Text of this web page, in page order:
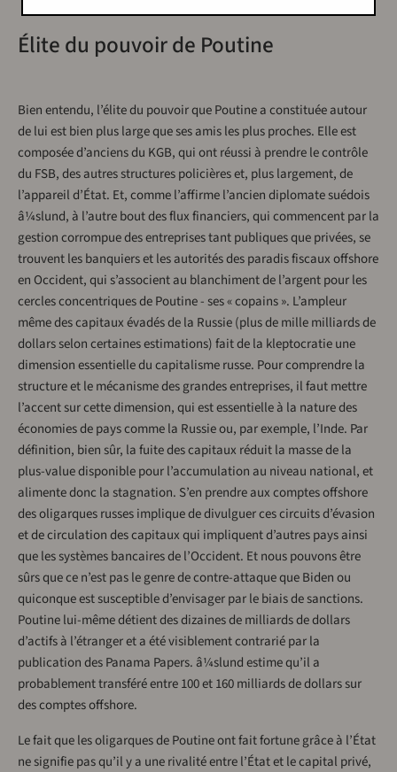
Élite du pouvoir de Poutine
Bien entendu, l’élite du pouvoir que Poutine a constituée autour
de lui est bien plus large que ses amis les plus proches. Elle est
composée d’anciens du KGB, qui ont réussi à prendre le contrôle
du FSB, des autres structures policières et, plus largement, de
l’appareil d’État. Et, comme l’affirme l’ancien diplomate suédois
â¼slund, à l’autre bout des flux financiers, qui commencent par la
gestion corrompue des entreprises tant publiques que privées, se
trouvent les banquiers et les autorités des paradis fiscaux offshore
en Occident, qui s’associent au blanchiment de l’argent pour les
cercles concentriques de Poutine - ses « copains ». L’ampleur
même des capitaux évadés de la Russie (plus de mille milliards de
dollars selon certaines estimations) fait de la kleptocratie une
dimension essentielle du capitalisme russe. Pour comprendre la
structure et le mécanisme des grandes entreprises, il faut mettre
l’accent sur cette dimension, qui est essentielle à la nature des
économies de pays comme la Russie ou, par exemple, l’Inde. Par
définition, bien sûr, la fuite des capitaux réduit la masse de la
plus-value disponible pour l’accumulation au niveau national, et
alimente donc la stagnation. S’en prendre aux comptes offshore
des oligarques russes implique de divulguer ces circuits d’évasion
et de circulation des capitaux qui impliquent d’autres pays ainsi
que les systèmes bancaires de l’Occident. Et nous pouvons être
sûrs que ce n’est pas le genre de contre-attaque que Biden ou
quiconque est susceptible d’envisager par le biais de sanctions.
Poutine lui-même détient des dizaines de milliards de dollars
d’actifs à l’étranger et a été visiblement contrarié par la
publication des Panama Papers. â¼slund estime qu’il a
probablement transféré entre 100 et 160 milliards de dollars sur
des comptes offshore.
Le fait que les oligarques de Poutine ont fait fortune grâce à l’État
ne signifie pas qu’il y a une rivalité entre l’État et le capital privé,